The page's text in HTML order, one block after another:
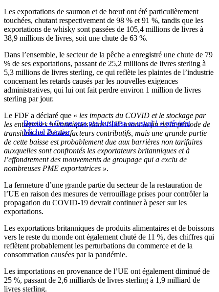
Les exportations de saumon et de bœuf ont été particulièrement
touchées, chutant respectivement de 98 % et 91 %, tandis que les
exportations de whisky sont passées de 105,4 millions de livres à
38,9 millions de livres, soit une chute de 63 %.
Dans l’ensemble, le secteur de la pêche a enregistré une chute de 79
% de ses exportations, passant de 25,2 millions de livres sterling à
5,3 millions de livres sterling, ce qui reflète les plaintes de l’industrie
concernant les retards causés par les nouvelles exigences
administratives, qui lui ont fait perdre environ 1 million de livres
sterling par jour.
Brexit : « Ce ne sera pas business as usual ! » prévient
Michel Barnier
Le FDF a déclaré que « les impacts du COVID et le stockage par
les entreprises britanniques dans l’UE avant la fin de la période de
transition ont été des facteurs contributifs, mais une grande partie
de cette baisse est probablement due aux barrières non tarifaires
auxquelles sont confrontés les exportateurs britanniques et à
l’effondrement des mouvements de groupage qui a exclu de
nombreuses PME exportatrices ».
La fermeture d’une grande partie du secteur de la restauration de
l’UE en raison des mesures de verrouillage prises pour contrôler la
propagation du COVID-19 devrait continuer à peser sur les
exportations.
Les exportations britanniques de produits alimentaires et de boissons
vers le reste du monde ont également chuté de 11 %, des chiffres qui
reflètent probablement les perturbations du commerce et de la
consommation causées par la pandémie.
Les importations en provenance de l’UE ont également diminué de
25 %, passant de 2,6 milliards de livres sterling à 1,9 milliard de
livres sterling.